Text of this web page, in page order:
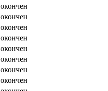
окончен
окончен
окончен
окончен
окончен
окончен
окончен
окончен